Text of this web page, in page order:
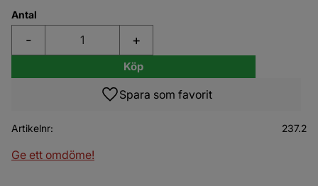
Antal
+
-
Köp
Lägg till i favoriter
Artikelnr 237.2
Ge ett omdöme!